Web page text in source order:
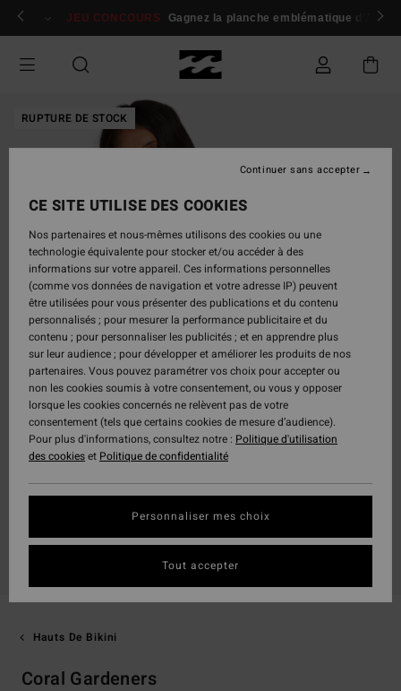
Passer
Se connecter / s'inscrire
JEU CONCOURS Gagnez la planche emblématique d'Andy
RUPTURE DE STOCK
Hauts De Bikini
Coral Gardeners
CE SITE UTILISE DES COOKIES
Nos partenaires et nous-mêmes utilisons des cookies ou une
technologie équivalente pour stocker et/ou accéder à des
informations sur votre appareil. Ces informations personnelles
(comme vos données de navigation et votre adresse IP) peuvent
être utilisées pour vous présenter des publications et du contenu
personnalisés ; pour mesurer la performance publicitaire et du
contenu ; pour personnaliser les publicités ; et en apprendre plus
sur leur audience ; pour développer et améliorer les produits de nos
partenaires. Vous pouvez paramétrer vos choix pour accepter ou
non les cookies soumis à votre consentement, ou vous y opposer
lorsque les cookies concernés ne relèvent pas de votre
consentement (tels que certains cookies de mesure d’audience).
Pour plus d'informations, consultez notre : Politique d'utilisation
des cookieset Politique de confidentialité
Personnaliser mes choix
Continuer sans accepter
Tout accepter